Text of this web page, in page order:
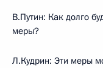
В.Путин: Как долго
меры?
Л.Кудрин: Эти меры